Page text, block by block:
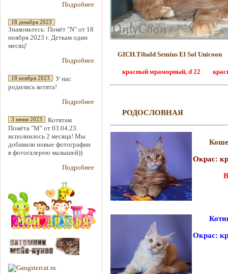
Подробнее
18 декабря 2023
Знакомьтесь: Помёт "N" от 18
ноября 2023 г. Деткам один
месяц!
Подробнее
18 ноября 2023
У нас
родились котята!
Подробнее
3 июня 2023
Котятам
Помёта "М" от 03.04.23.
исполнилось 2 месяца! Мы
добавили новые фотографии
в фотогалерею малышей))
Подробнее
GICH.Tibald Semius El Sol Unicoon
красный мраморный, d 22
РОДОСЛОВНАЯ
Окрас:
Окрас: